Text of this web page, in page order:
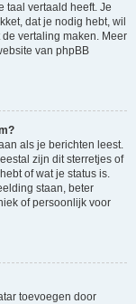
taal vertaald heeft. Je
dat je nodig hebt, wil
vertaling maken. Meer
van phpBB
als je berichten leest.
zijn dit sterretjes of
of wat je status is.
staan, beter
of persoonlijk voor
toevoegen door